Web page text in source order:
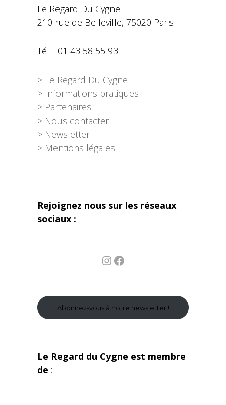
Le Regard Du Cygne
210 rue de Belleville, 75020 Paris
Tél. : 01 43 58 55 93
> Le Regard Du Cygne
> Informations pratiques
> Partenaires
> Nous contacter
> Newsletter
> Mentions légales
Rejoignez nous sur les réseaux
sociaux :
InstagramFacebook
Abonnez-vous à notre newsletter !
Le Regard du Cygne est membre
de :